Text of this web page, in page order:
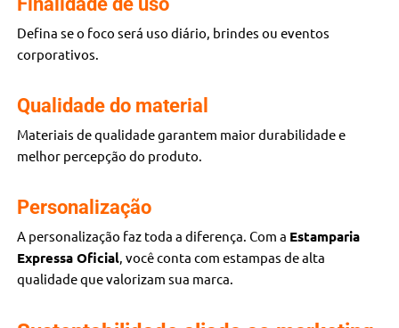
Defina se o foco será uso diário, brindes ou eventos
corporativos.
Qualidade do material
Materiais de qualidade garantem maior durabilidade e
melhor percepção do produto.
Personalização
A personalização faz toda a diferença. Com a Estamparia
Expressa Oficial, você conta com estampas de alta
qualidade que valorizam sua marca.